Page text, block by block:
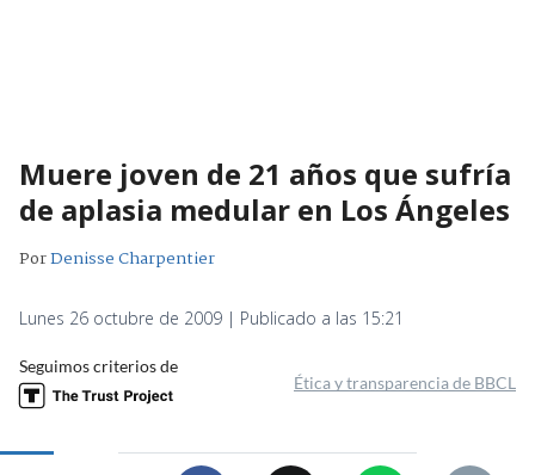
Muere joven de 21 años que sufría
de aplasia medular en Los Ángeles
PorDenisse Charpentier
Lunes 26 octubre de 2009 | Publicado a las 15:21
Seguimos criterios de
Ética y transparencia de BBCL